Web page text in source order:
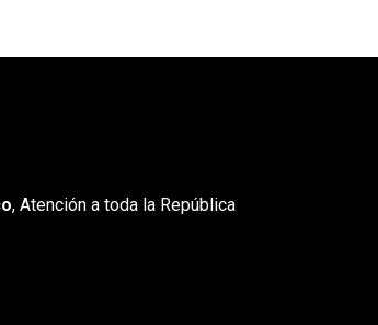
, Atención a toda la República